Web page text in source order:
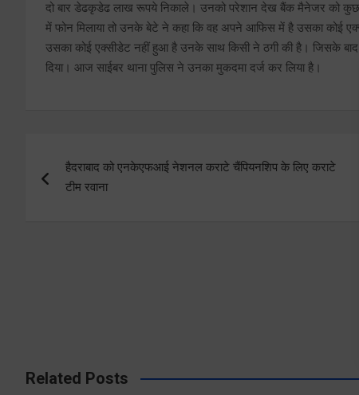
दो बार डेढकृडेढ लाख रूपये निकाले। उनको परेशान देख बैंक मैनेजर को
में फोन मिलाया तो उनके बेटे ने कहा कि वह अपने आफिस में है उसका कोई
उसका कोई एक्सीडेट नहीं हुआ है उनके साथ किसी ने ठगी की है। जिसके बाद
दिया। आज साईबर थाना पुलिस ने उनका मुकदमा दर्ज कर लिया है।
navigation
हैदराबाद को एनकेएफआई नेशनल कराटे चैंपियनशिप के लिए कराटे
टीम रवाना
Related Posts